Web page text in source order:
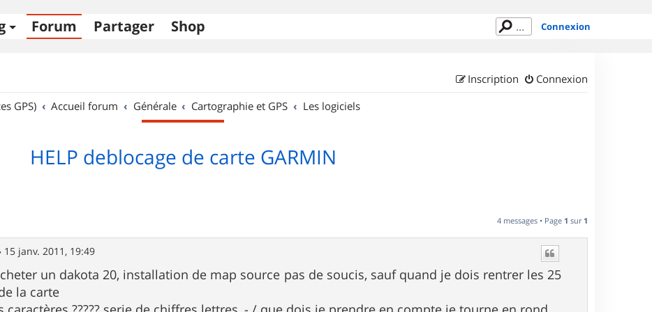
Forum Partager Shop Connexion
Connexion
Inscription
GPS)
Accueil forum Générale Cartographie et GPS Les logiciels
HELP deblocage de carte GARMIN
4 messages • Page 1 sur 1
15 janv. 2011, 19:49
un dakota 20, installation de map source pas de soucis, sauf quand je dois rentrer les 25
la carte